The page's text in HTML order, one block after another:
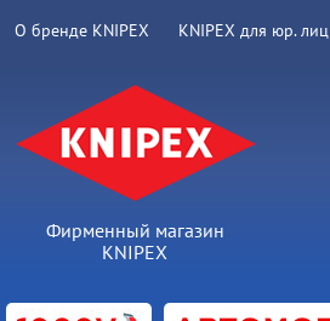
О бренде KNIPEX KNIPEX для юр. лиц
Фирменный магазин
KNIPEX